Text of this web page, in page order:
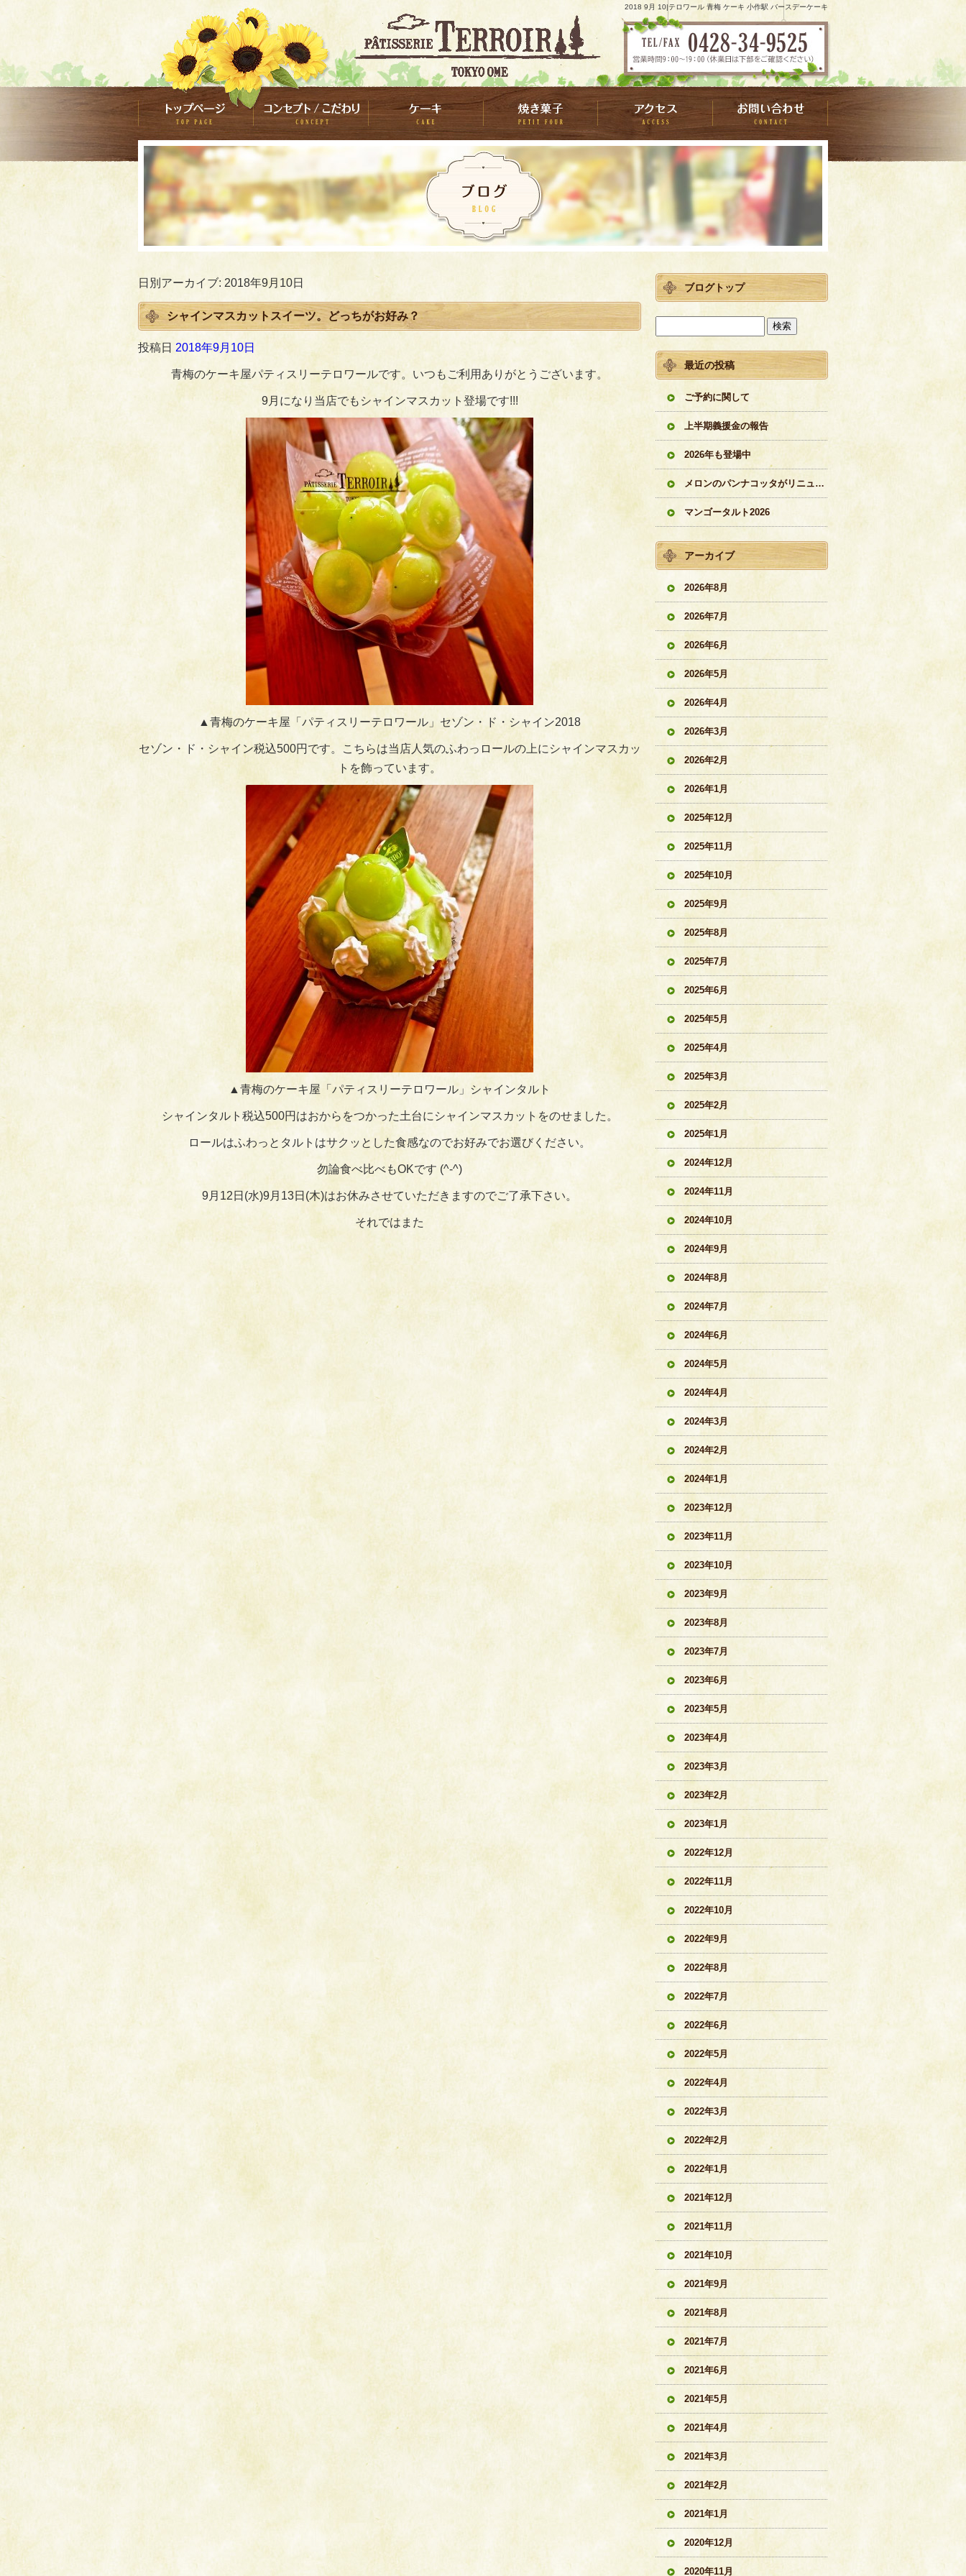
2018 9月 10|テロワール 青梅 ケーキ 小作駅 バースデーケーキ
日別アーカイブ: 2018年9月10日
シャインマスカットスイーツ。どっちがお好み？
投稿日 2018年9月10日
青梅のケーキ屋パティスリーテロワールです。いつもご利用ありがとうございます。
9月になり当店でもシャインマスカット登場です!!!
▲青梅のケーキ屋「パティスリーテロワール」セゾン・ド・シャイン2018
セゾン・ド・シャイン税込500円です。こちらは当店人気のふわっロールの上にシャインマスカッ
トを飾っています。
▲青梅のケーキ屋「パティスリーテロワール」シャインタルト
シャインタルト税込500円はおからをつかった土台にシャインマスカットをのせました。
ロールはふわっとタルトはサクッとした食感なのでお好みでお選びください。
勿論食べ比べもOKです (^-^)
9月12日(水)9月13日(木)はお休みさせていただきますのでご了承下さい。
それではまた
ブログトップ
最近の投稿
ご予約に関して
上半期義援金の報告
2026年も登場中
メロンのパンナコッタがリニューアル
マンゴータルト2026
アーカイブ
2026年8月
2026年7月
2026年6月
2026年5月
2026年4月
2026年3月
2026年2月
2026年1月
2025年12月
2025年11月
2025年10月
2025年9月
2025年8月
2025年7月
2025年6月
2025年5月
2025年4月
2025年3月
2025年2月
2025年1月
2024年12月
2024年11月
2024年10月
2024年9月
2024年8月
2024年7月
2024年6月
2024年5月
2024年4月
2024年3月
2024年2月
2024年1月
2023年12月
2023年11月
2023年10月
2023年9月
2023年8月
2023年7月
2023年6月
2023年5月
2023年4月
2023年3月
2023年2月
2023年1月
2022年12月
2022年11月
2022年10月
2022年9月
2022年8月
2022年7月
2022年6月
2022年5月
2022年4月
2022年3月
2022年2月
2022年1月
2021年12月
2021年11月
2021年10月
2021年9月
2021年8月
2021年7月
2021年6月
2021年5月
2021年4月
2021年3月
2021年2月
2021年1月
2020年12月
2020年11月